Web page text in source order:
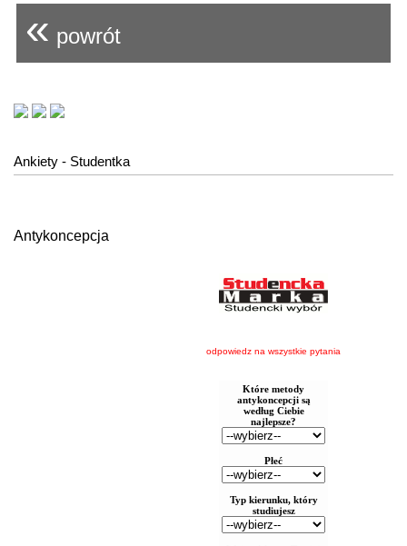
« powrót
Ankiety - Studentka
Antykoncepcja
odpowiedz na wszystkie pytania